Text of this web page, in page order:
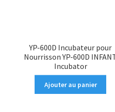
YP-600D Incubateur pour
Nourrisson YP-600D
Incubator
Ajouter au panier